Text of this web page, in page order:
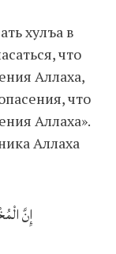
хулъа в
что
Аллаха,
что
Аллаха».
Аллаха
إِنَّ